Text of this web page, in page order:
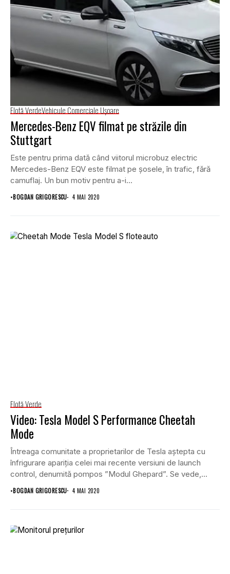
Flotă VerdeVehicule Comerciale Uşoare
Mercedes-Benz EQV filmat pe străzile din
Stuttgart
Este pentru prima dată când viitorul microbuz electric
Mercedes-Benz EQV este filmat pe șosele, în trafic, fără
camuflaj. Un bun motiv pentru a-i...
•BOGDAN GRIGORESCU 4 MAI 2020
Flotă Verde
Video: Tesla Model S Performance Cheetah
Mode
Întreaga comunitate a proprietarilor de Tesla aștepta cu
înfrigurare apariția celei mai recente versiuni de launch
control, denumită pompos ”Modul Ghepard”. Se vede,...
•BOGDAN GRIGORESCU 4 MAI 2020